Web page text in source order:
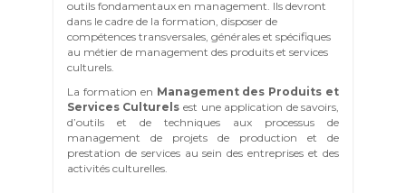
outils fondamentaux en management. Ils devront
dans le cadre de la formation, disposer de
compétences transversales, générales et spécifiques
au métier de management des produits et services
culturels.
La formation en Management des Produits et
Services Culturels est une application de savoirs,
d’outils et de techniques aux processus de
management de projets de production et de
prestation de services au sein des entreprises et des
activités culturelles.